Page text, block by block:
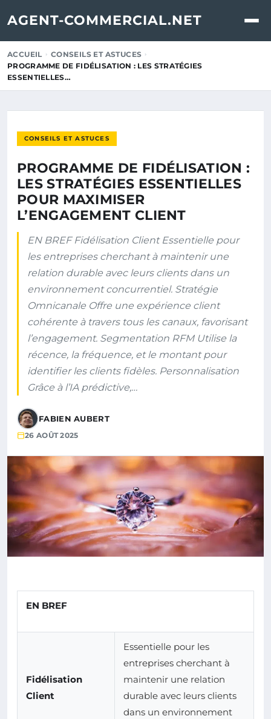
AGENT-COMMERCIAL.NET
ACCUEIL
CONSEILS ET ASTUCES
PROGRAMME DE FIDÉLISATION : LES STRATÉGIES
ESSENTIELLES…
CONSEILS ET ASTUCES
PROGRAMME DE FIDÉLISATION :
LES STRATÉGIES ESSENTIELLES
POUR MAXIMISER
L’ENGAGEMENT CLIENT
EN BREF Fidélisation Client Essentielle pour
les entreprises cherchant à maintenir une
relation durable avec leurs clients dans un
environnement concurrentiel. Stratégie
Omnicanale Offre une expérience client
cohérente à travers tous les canaux, favorisant
l’engagement. Segmentation RFM Utilise la
récence, la fréquence, et le montant pour
identifier les clients fidèles. Personnalisation
Grâce à l’IA prédictive,…
FABIEN AUBERT
26 AOÛT 2025
EN BREF
Fidélisation
Client
Essentielle pour les
entreprises cherchant à
maintenir une relation
durable avec leurs clients
dans un environnement